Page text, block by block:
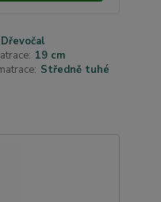
Dřevočal
19 cm
Středně tuhé